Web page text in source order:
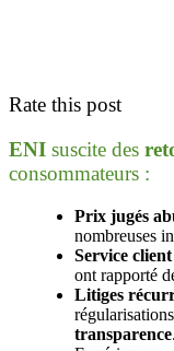
Rate this post
ENI suscite des
consommateurs :
Prix jugés
nombreuses
Service
ont rapporté
Litiges
transparence.